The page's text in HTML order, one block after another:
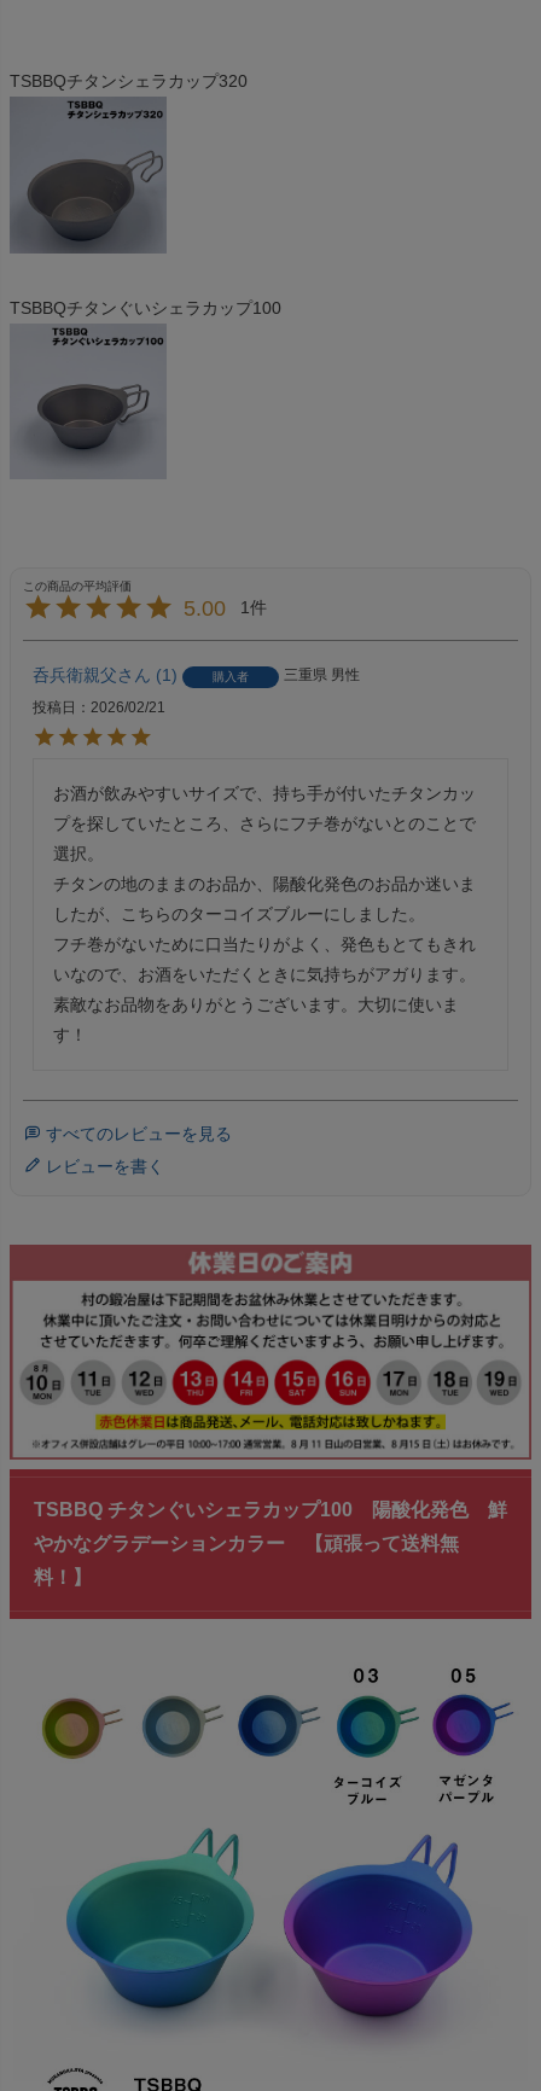
TSBBQチタンシェラカップ320
TSBBQチタンぐいシェラカップ100
5.00 1
呑兵衛親父 1 購入者 三重県 男性
投稿日
2026/02/21
お酒が飲みやすいサイズで、持ち手が付いたチタンカッ
プを探していたところ、さらにフチ巻がないとのことで
選択。
チタンの地のままのお品か、陽酸化発色のお品か迷いま
したが、こちらのターコイズブルーにしました。
フチ巻がないために口当たりがよく、発色もとてもきれ
いなので、お酒をいただくときに気持ちがアガります。
素敵なお品物をありがとうございます。大切に使いま
す！
すべてのレビューを見る
レビューを書く
TSBBQ チタンぐいシェラカップ100 陽酸化発色 鮮
やかなグラデーションカラー 【頑張って送料無
料！】